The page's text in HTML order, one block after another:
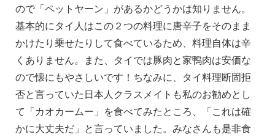
ので「ペットヤーン」があるかどうかは知りません。
基本的にタイ人はこの２つの料理に唐辛子をそのまま
かけたり乗せたりして食べているため、料理自体は辛
くありません。また、タイでは豚肉と家鴨肉は安価な
ので懐にもやさしいです！ちなみに、タイ料理断固拒
否と言っていた日本人クラスメイトも私のお勧めとし
て「カオカームー」を食べてみたところ、「これは確
かに大丈夫だ」と言っていました。みなさんも是非食